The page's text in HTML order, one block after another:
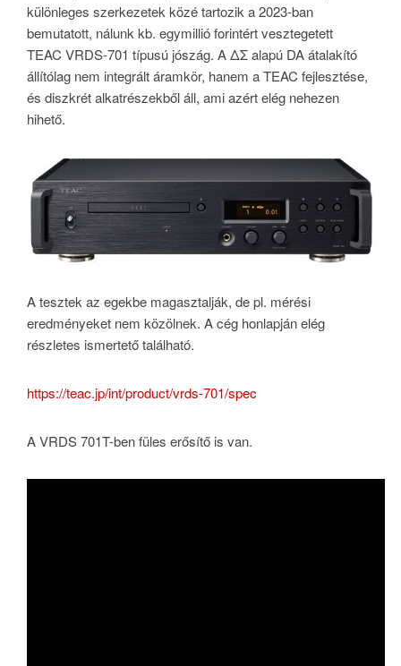
különleges szerkezetek közé tartozik a 2023-ban
bemutatott, nálunk kb. egymillió forintért vesztegetett
TEAC VRDS-701 típusú jószág. A ΔΣ alapú DA átalakító
állítólag nem integrált áramkör, hanem a TEAC fejlesztése,
és diszkrét alkatrészekből áll, ami azért elég nehezen
hihető.
A tesztek az egekbe magasztalják, de pl. mérési
eredményeket nem közölnek. A cég honlapján elég
részletes ismertető található.
https://teac.jp/int/product/vrds-701/spec
A VRDS 701T-ben füles erősítő is van.